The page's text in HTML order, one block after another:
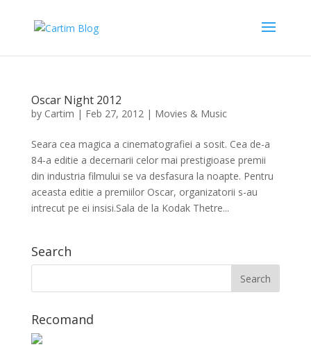
Oscar Night 2012
by Cartim | Feb 27, 2012| Movies & Music
Seara cea magica a cinematografiei a sosit. Cea de-a
84-a editie a decernarii celor mai prestigioase premii
din industria filmului se va desfasura la noapte. Pentru
aceasta editie a premiilor Oscar, organizatorii s-au
intrecut pe ei insisi.Sala de la Kodak Thetre...
Search
Recomand